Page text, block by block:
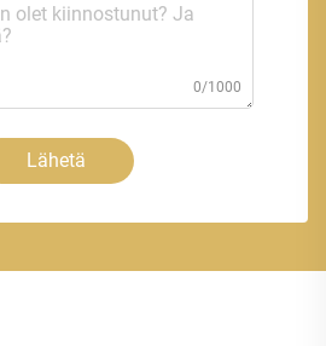
0/1000
Lähetä